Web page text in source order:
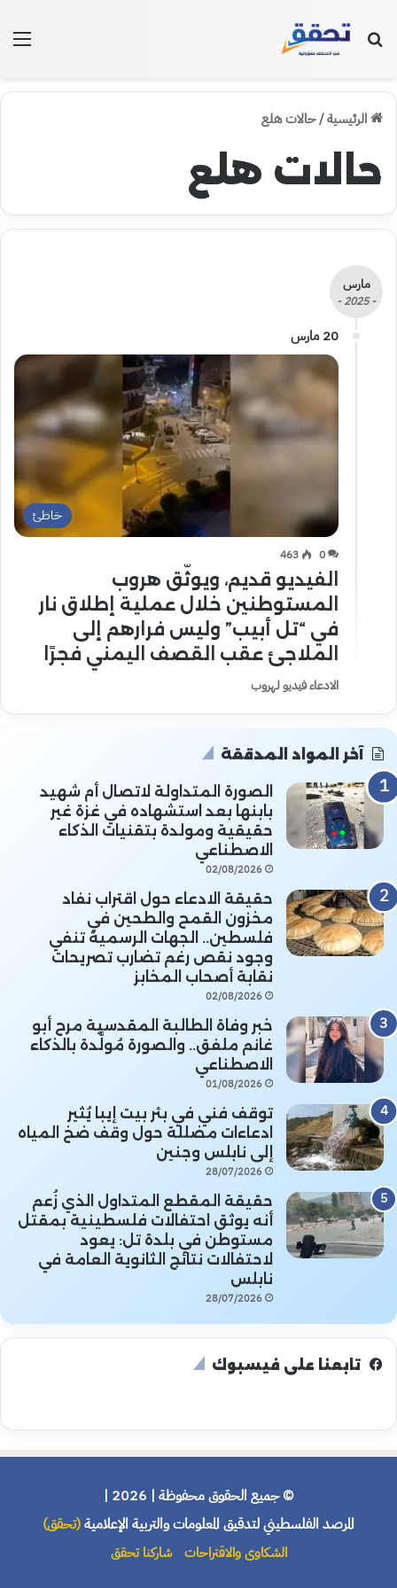
بحث عن
الرئيسية/حالات هلع
حالات هلع
مارس
- 2025 -
20 مارس
خاطئ
0
463
الفيديو قديم، ويوثّق هروب
المستوطنين خلال عملية إطلاق نار
في “تل أبيب” وليس فرارهم إلى
الملاجئ عقب القصف اليمني فجرًا
الادعاء فيديو لهروب
آخر المواد المدققة
الصورة المتداولة لاتصال أم شهيد
بابنها بعد استشهاده في غزة غير
حقيقية ومولدة بتقنيات الذكاء
الاصطناعي
02/08/2026
حقيقة الادعاء حول اقتراب نفاد
مخزون القمح والطحين في
فلسطين.. الجهات الرسمية تنفي
وجود نقص رغم تضارب تصريحات
نقابة أصحاب المخابز
02/08/2026
خبر وفاة الطالبة المقدسية مرح أبو
غانم ملفق.. والصورة مُولَّدة بالذكاء
الاصطناعي
01/08/2026
توقف فني في بئر بيت إيبا يُثير
ادعاءات مضللة حول وقف ضخ المياه
إلى نابلس وجنين
28/07/2026
حقيقة المقطع المتداول الذي زُعم
أنه يوثق احتفالات فلسطينية بمقتل
مستوطن في بلدة تل: يعود
لاحتفالات نتائج الثانوية العامة في
نابلس
28/07/2026
تابعنا على فيسبوك
© جميع الحقوق محفوظة | 2026 |
المرصد الفلسطيني لتدقيق المعلومات والتربية الإعلامية(تحقق)
الشكاوى والاقتراحات شاركنا تحقق